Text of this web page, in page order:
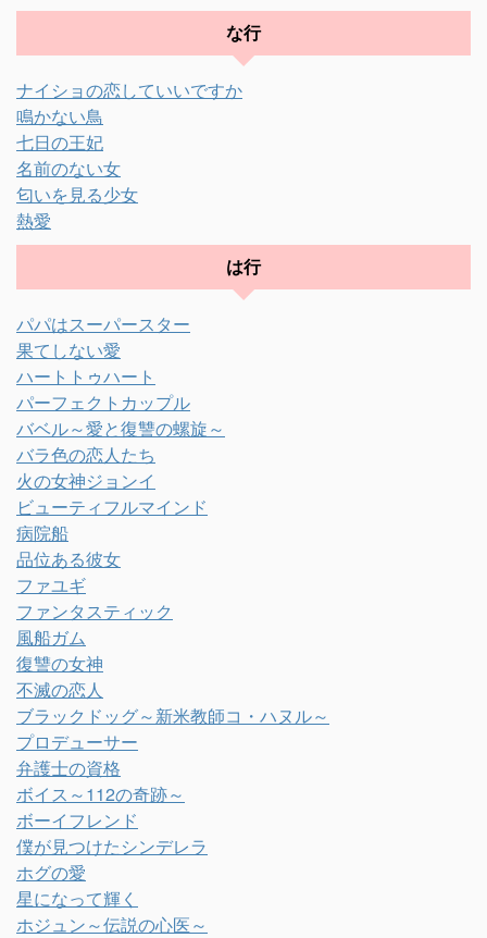
な行
ナイショの恋していいですか
鳴かない鳥
七日の王妃
名前のない女
匂いを見る少女
熱愛
は行
パパはスーパースター
果てしない愛
ハートトゥハート
パーフェクトカップル
バベル～愛と復讐の螺旋～
バラ色の恋人たち
火の女神ジョンイ
ビューティフルマインド
病院船
品位ある彼女
ファユギ
ファンタスティック
風船ガム
復讐の女神
不滅の恋人
ブラックドッグ～新米教師コ・ハヌル～
プロデューサー
弁護士の資格
ボイス～112の奇跡～
ボーイフレンド
僕が見つけたシンデレラ
ホグの愛
星になって輝く
ホジュン～伝説の心医～